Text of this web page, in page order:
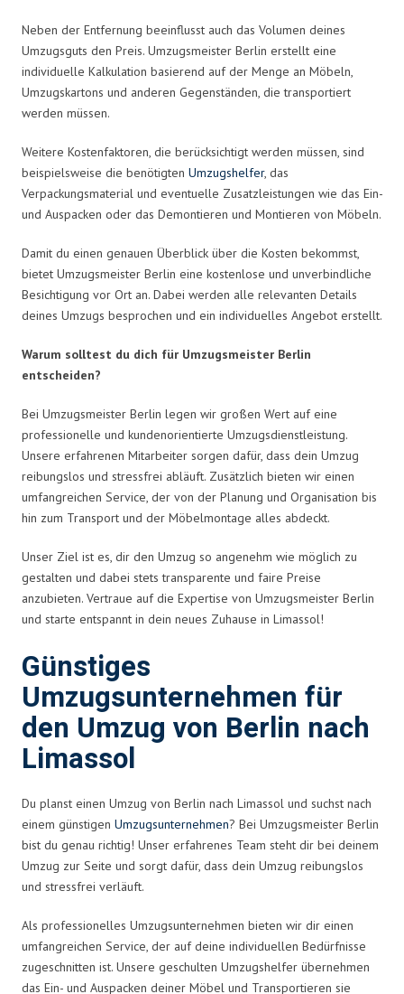
Neben der Entfernung beeinflusst auch das Volumen deines
Umzugsguts den Preis. Umzugsmeister Berlin erstellt eine
individuelle Kalkulation basierend auf der Menge an Möbeln,
Umzugskartons und anderen Gegenständen, die transportiert
werden müssen.
Weitere Kostenfaktoren, die berücksichtigt werden müssen, sind
beispielsweise die benötigten Umzugshelfer, das
Verpackungsmaterial und eventuelle Zusatzleistungen wie das Ein-
und Auspacken oder das Demontieren und Montieren von Möbeln.
Damit du einen genauen Überblick über die Kosten bekommst,
bietet Umzugsmeister Berlin eine kostenlose und unverbindliche
Besichtigung vor Ort an. Dabei werden alle relevanten Details
deines Umzugs besprochen und ein individuelles Angebot erstellt.
Warum solltest du dich für Umzugsmeister Berlin
entscheiden?
Bei Umzugsmeister Berlin legen wir großen Wert auf eine
professionelle und kundenorientierte Umzugsdienstleistung.
Unsere erfahrenen Mitarbeiter sorgen dafür, dass dein Umzug
reibungslos und stressfrei abläuft. Zusätzlich bieten wir einen
umfangreichen Service, der von der Planung und Organisation bis
hin zum Transport und der Möbelmontage alles abdeckt.
Unser Ziel ist es, dir den Umzug so angenehm wie möglich zu
gestalten und dabei stets transparente und faire Preise
anzubieten. Vertraue auf die Expertise von Umzugsmeister Berlin
und starte entspannt in dein neues Zuhause in Limassol!
Günstiges
Umzugsunternehmen für
den Umzug von Berlin nach
Limassol
Du planst einen Umzug von Berlin nach Limassol und suchst nach
einem günstigen Umzugsunternehmen? Bei Umzugsmeister Berlin
bist du genau richtig! Unser erfahrenes Team steht dir bei deinem
Umzug zur Seite und sorgt dafür, dass dein Umzug reibungslos
und stressfrei verläuft.
Als professionelles Umzugsunternehmen bieten wir dir einen
umfangreichen Service, der auf deine individuellen Bedürfnisse
zugeschnitten ist. Unsere geschulten Umzugshelfer übernehmen
das Ein- und Auspacken deiner Möbel und Transportieren sie